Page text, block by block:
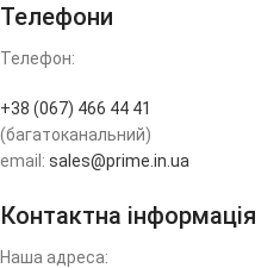
Телефони
Телефон:
+38 (067) 466 44 41
(багатоканальний)
email: sales@prime.in.ua
Контактна інформація
Наша адреса: